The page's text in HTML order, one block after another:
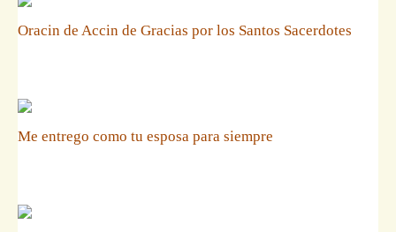
Oracin de Accin de Gracias por los Santos Sacerdotes
Me entrego como tu esposa para siempre